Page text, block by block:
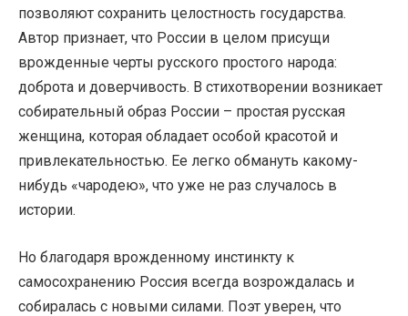
позволяют сохранить целостность государства.
Автор признает, что России в целом присущи
врожденные черты русского простого народа:
доброта и доверчивость. В стихотворении возникает
собирательный образ России – простая русская
женщина, которая обладает особой красотой и
привлекательностью. Ее легко обмануть какому-
нибудь «чародею», что уже не раз случалось в
истории.
Но благодаря врожденному инстинкту к
самосохранению Россия всегда возрождалась и
собиралась с новыми силами. Поэт уверен, что